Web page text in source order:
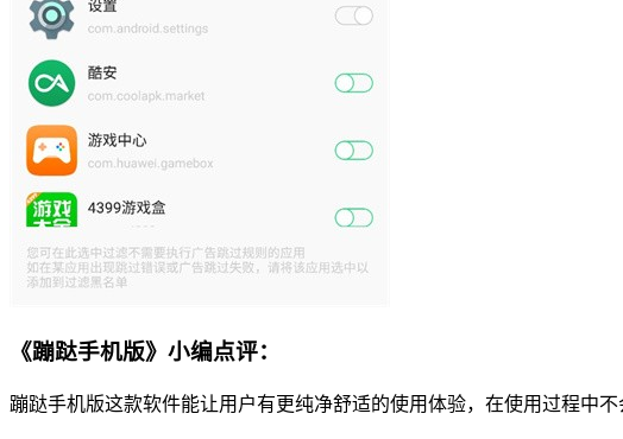
《蹦跶手机版》小编点评：
蹦跶手机版这款软件能让用户有更纯净舒适的使用体验，在使用过程中